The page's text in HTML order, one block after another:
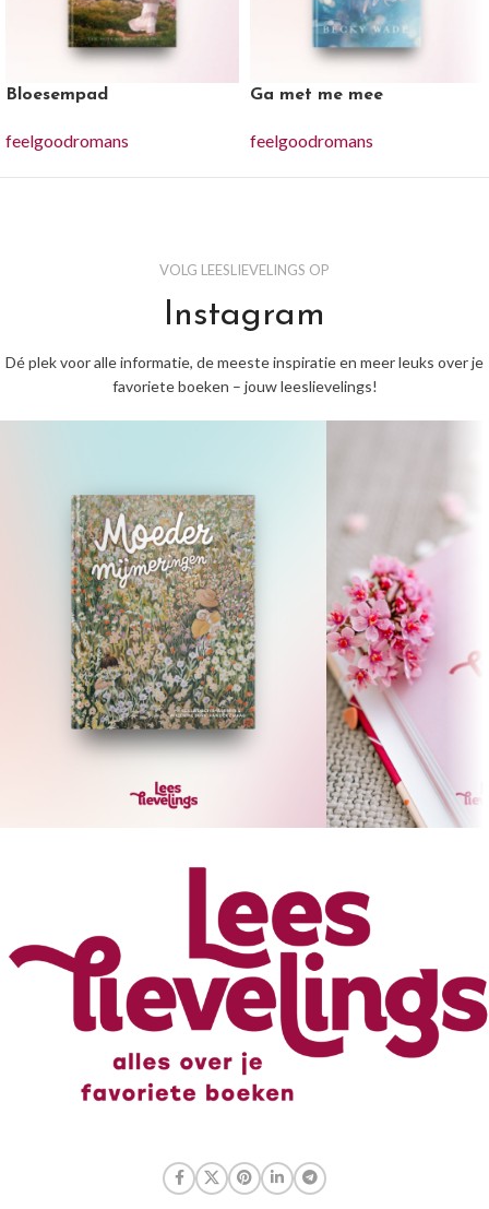
Bloesempad
feelgoodromans
Ga met me mee
feelgoodromans
VOLG LEESLIEVELINGS OP
Instagram
Dé plek voor alle informatie, de meeste inspiratie en meer leuks over je
favoriete boeken – jouw leeslievelings!